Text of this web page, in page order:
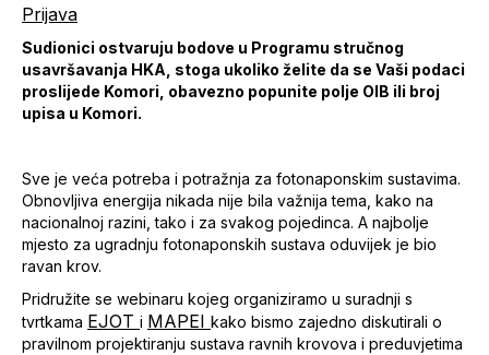
Prijava
Sudionici ostvaruju bodove u Programu stručnog
usavršavanja HKA, stoga ukoliko želite da se Vaši podaci
proslijede Komori, obavezno popunite polje OIB ili broj
upisa u Komori.
Sve je veća potreba i potražnja za fotonaponskim sustavima.
Obnovljiva energija nikada nije bila važnija tema, kako na
nacionalnoj razini, tako i za svakog pojedinca. A najbolje
mjesto za ugradnju fotonaponskih sustava oduvijek je bio
ravan krov.
Pridružite se webinaru kojeg organiziramo u suradnji s
tvrtkama EJOT i MAPEI kako bismo zajedno diskutirali o
pravilnom projektiranju sustava ravnih krovova i preduvjetima